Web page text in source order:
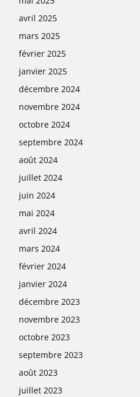
avril 2025
mars 2025
février 2025
janvier 2025
décembre 2024
novembre 2024
octobre 2024
septembre 2024
août 2024
juillet 2024
juin 2024
mai 2024
avril 2024
mars 2024
février 2024
janvier 2024
décembre 2023
novembre 2023
octobre 2023
septembre 2023
août 2023
juillet 2023